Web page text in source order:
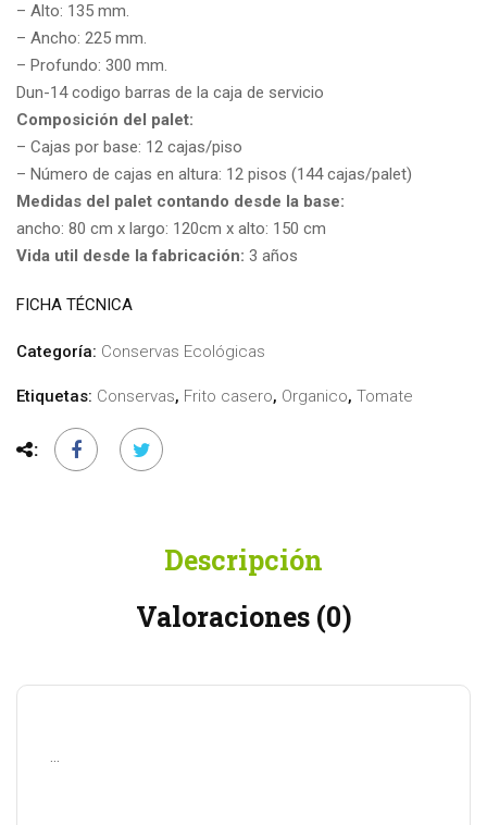
– Alto: 135 mm.
– Ancho: 225 mm.
– Profundo: 300 mm.
Dun-14 codigo barras de la caja de servicio
Composición del palet:
– Cajas por base: 12 cajas/piso
– Número de cajas en altura: 12 pisos (144 cajas/palet)
Medidas del palet contando desde la base:
ancho: 80 cm x largo: 120cm x alto: 150 cm
Vida util desde la fabricación: 3 años
FICHA TÉCNICA
Categoría: Conservas Ecológicas
Etiquetas: Conservas, Frito casero, Organico, Tomate
Descripción
Valoraciones (0)
…